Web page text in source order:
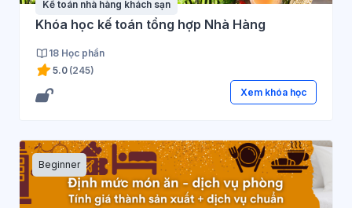
Kế toán nhà hàng khách sạn
Khóa học kế toán tổng hợp Nhà Hàng
18 Học phần
5.0 (245)
Xem khóa học
Beginner